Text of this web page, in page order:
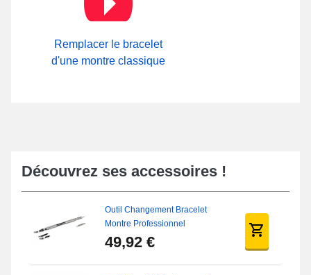
Remplacer le bracelet
d'une montre classique
Découvrez ses accessoires !
Outil Changement Bracelet
Montre Professionnel
49,92 €